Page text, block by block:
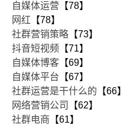
自媒体运营 【78】
网红 【78】
社群营销策略 【73】
抖音短视频 【71】
自媒体博客 【69】
自媒体平台 【67】
社群运营是干什么的 【66】
网络营销公司
【62】
社群电商 【61】